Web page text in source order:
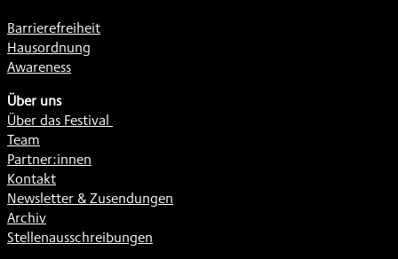
Barrierefreiheit
Hausordnung
Awareness
Über uns
Über das Festival
Team
Partner:innen
Kontakt
Newsletter & Zusendungen
Archiv
Stellenausschreibungen